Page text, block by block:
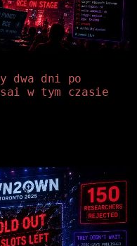
dwa dni po
w tym czasie